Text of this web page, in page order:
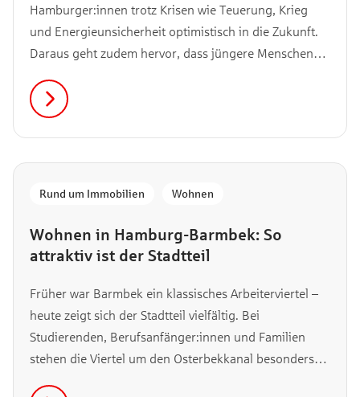
Hamburger:innen trotz Krisen wie Teuerung, Krieg
und Energieunsicherheit optimistisch in die Zukunft.
Daraus geht zudem hervor, dass jüngere Menschen
29-Jährigen empfinden ihre Finanzlage als (sehr) gut.
Wir haben für dich 8 Finanztipps, wie auch du bereits
frühzeitig die richtigen finanziellen Entscheidungen
treffen kannst.
Wohnen in Hamburg-Barmbek: So
attraktiv ist der Stadtteil
Rund um Immobilien Wohnen
Früher war Barmbek ein klassisches Arbeiterviertel –
heute zeigt sich der Stadtteil vielfältig. Bei
Studierenden, Berufsanfänger:innen und Familien
stehen die Viertel um den Osterbekkanal besonders